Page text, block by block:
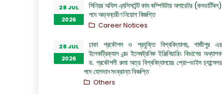
28 JUL
2026
সিনিয়র অফিস এ্যসিসটেন্ট কাম কম্পিউটার অপারেটর (কনভার্টিবল)
পদে অভ্যন্তরীণ নিয়োগ বিজ্ঞপ্তি
Career Notices
28 JUL
2026
ঢাকা প্রকৌশল ও প্রযুক্তি বিশ্ববিদ্যালয়, গাজীপুর এর
ইলেকট্রিক্যাল এন্ড ইলেকট্রনিক ইঞ্জিনিয়ারিং বিভাগের অধ্যাপক
ড. প্রকৌশলী রুমা অত্র বিশ্ববিদ্যালয়ের প্রো-ভাইস চ্যান্সেলর
পদে যোগদান সংক্রান্ত বিজ্ঞপ্তি
Others